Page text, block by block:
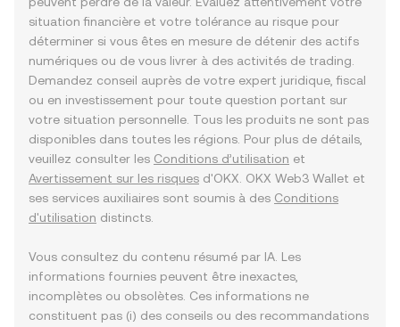
situation financière et votre tolérance au risque pour
déterminer si vous êtes en mesure de détenir des actifs
numériques ou de vous livrer à des activités de trading.
Demandez conseil auprès de votre expert juridique, fiscal
ou en investissement pour toute question portant sur
votre situation personnelle. Tous les produits ne sont pas
disponibles dans toutes les régions. Pour plus de détails,
veuillez consulter les Conditions d’utilisation et
Avertissement sur les risques d'OKX. OKX Web3 Wallet et
ses services auxiliaires sont soumis à des Conditions
d'utilisation distincts.
Vous consultez du contenu résumé par IA. Les
informations fournies peuvent être inexactes,
incomplètes ou obsolètes. Ces informations ne
constituent pas (i) des conseils ou des recommandations